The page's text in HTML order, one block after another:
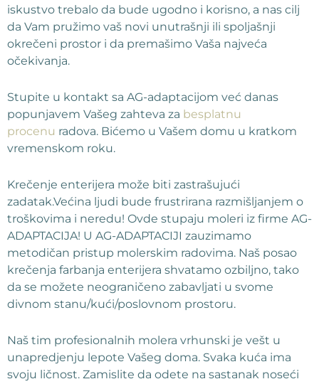
iskustvo trebalo da bude ugodno i korisno, a nas cilj
da Vam pružimo vaš novi unutrašnji ili spoljašnji
okrečeni prostor i da premašimo Vaša najveća
očekivanja.
Stupite u kontakt sa AG-adaptacijom već danas
popunjavem Vašeg zahteva za besplatnu
procenu radova. Bićemo u Vašem domu u kratkom
vremenskom roku.
Krečenje enterijera može biti zastrašujući
zadatak.Većina ljudi bude frustrirana razmišljanjem o
troškovima i neredu! Ovde stupaju moleri iz firme AG-
ADAPTACIJA! U AG-ADAPTACIJI zauzimamo
metodičan pristup molerskim radovima. Naš posao
krečenja farbanja enterijera shvatamo ozbiljno, tako
da se možete neograničeno zabavljati u svome
divnom stanu/kući/poslovnom prostoru.
Naš tim profesionalnih molera vrhunski je vešt u
unapredjenju lepote Vašeg doma. Svaka kuća ima
svoju ličnost. Zamislite da odete na sastanak noseći